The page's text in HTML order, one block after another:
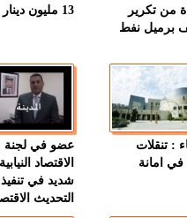
من تكرير
ألف برميل نفط
13 مليون دينار
: تنقلات
امانة
عضو في لجنة
الاقتصاد
شديد في
التحديث